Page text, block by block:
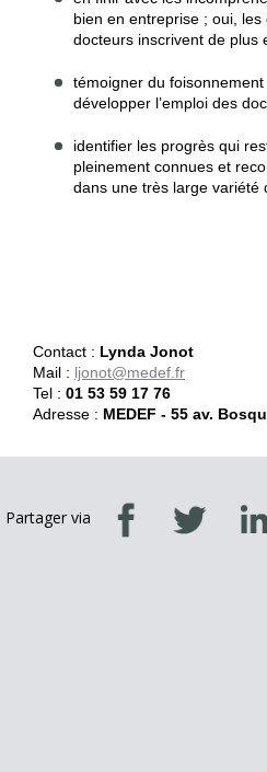
bien en entreprise ; oui,
docteurs inscrivent de plus
témoigner du
développer l’emploi des
identifier les progrès qui
pleinement connues et
dans une très large variété
Contact : Lynda Jonot
Mail : ljonot@medef.fr
Tel : 01 53 59 17 76
Adresse : MEDEF - 55 av.
Partager via